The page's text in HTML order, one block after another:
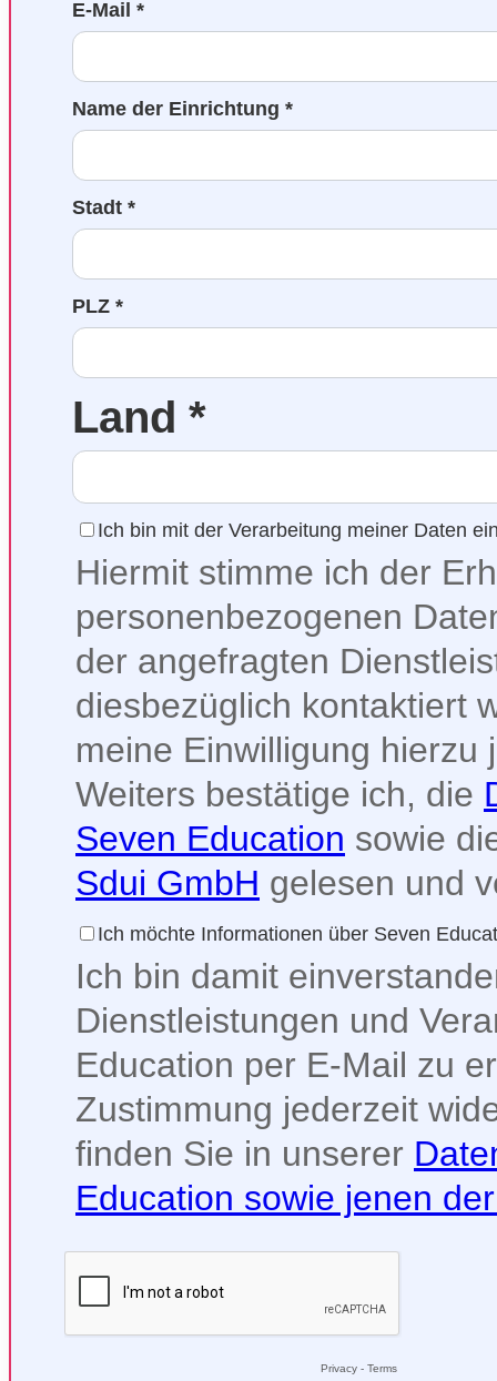
E-Mail *
Name der Einrichtung *
Stadt *
PLZ *
Land *
Ich bin mit der Verarbeitung meiner Daten
Hiermit stimme ich der
personenbezogenen
der angefragten
diesbezüglich kontaktiert
meine Einwilligung
Weiters bestätige ich, die
Seven Education sowie
Sdui GmbH gelesen und
Ich möchte Informationen über Seven
Ich bin damit
Dienstleistungen und
Education per E-Mail zu
Zustimmung jederzeit
finden Sie in unserer
Education sowie jenen
Privacy - Terms